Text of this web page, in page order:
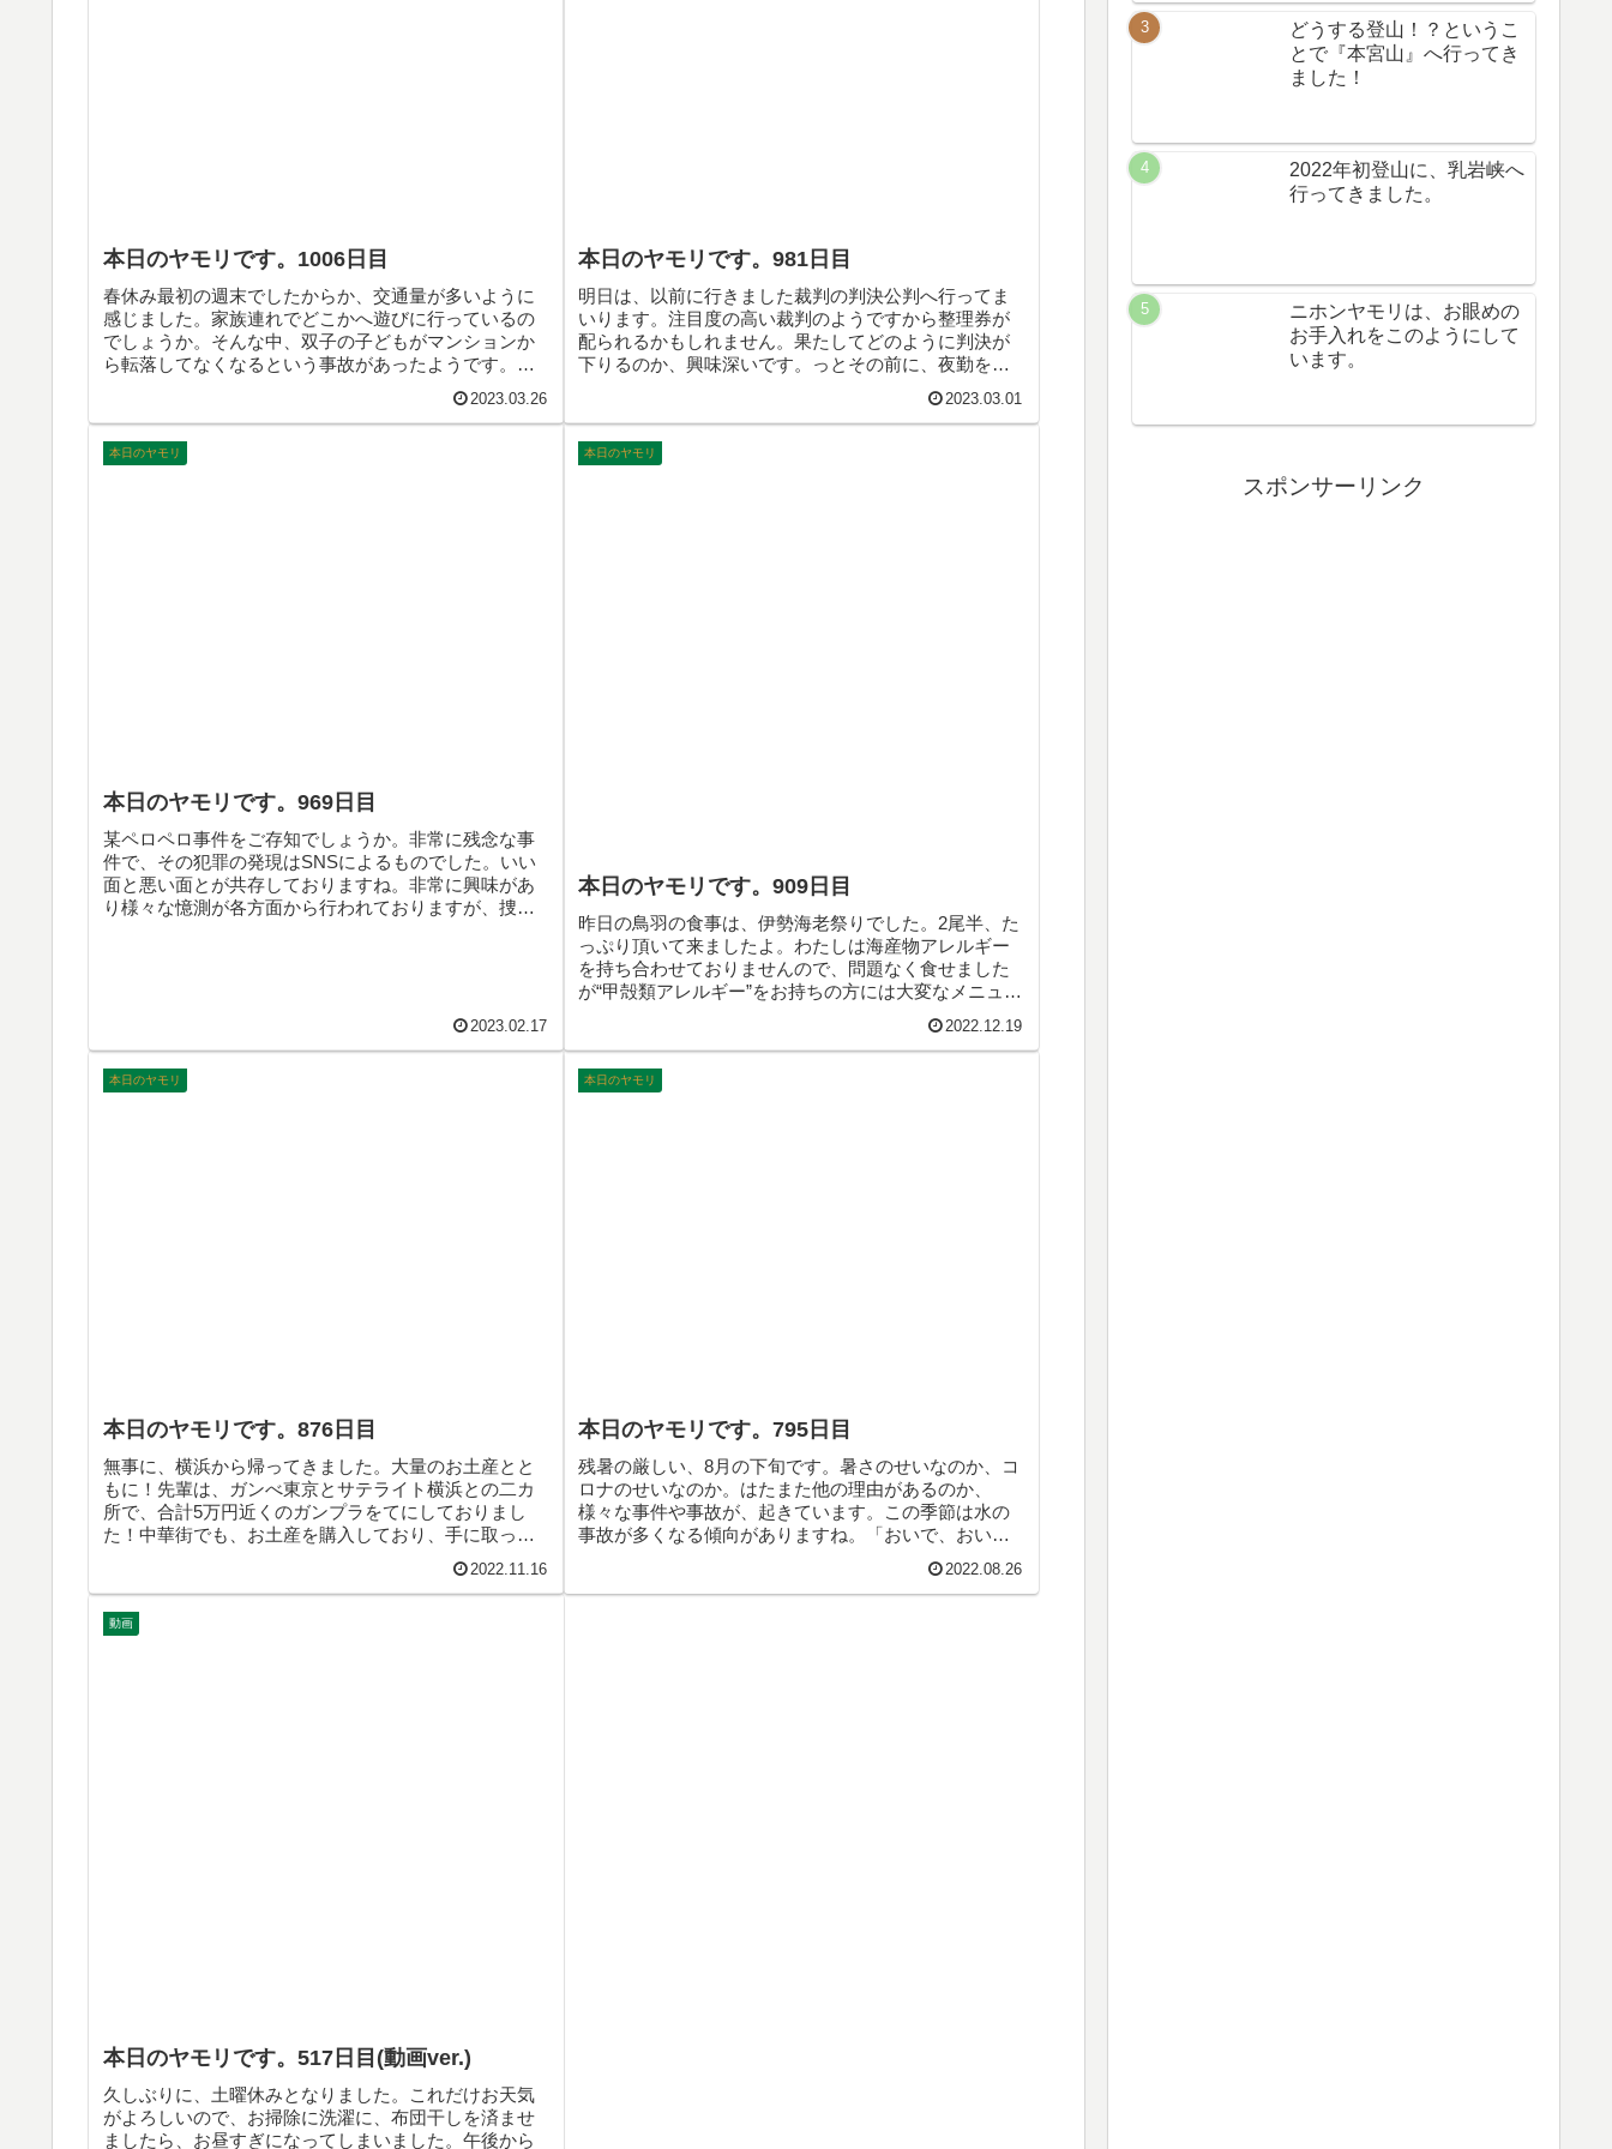
本日のヤモリです。1006日目
春休み最初の週末でしたからか、交通量が多いように
感じました。家族連れでどこかへ遊びに行っているの
でしょうか。そんな中、双子の子どもがマンションか
ら転落してなくなるという事故があったようです。や
り場のない虚しさに襲われます。そんなこんなで、本
2023.03.26
本日のヤモリです。981日目
明日は、以前に行きました裁判の判決公判へ行ってま
いります。注目度の高い裁判のようですから整理券が
配られるかもしれません。果たしてどのように判決が
下りるのか、興味深いです。っとその前に、夜勤をこ
なしてからですね。そんなこんなで、本日のヤモリで
2023.03.01
本日のヤモリ
本日のヤモリです。969日目
某ペロペロ事件をご存知でしょうか。非常に残念な事
件で、その犯罪の発現はSNSによるものでした。いい
面と悪い面とが共存しておりますね。非常に興味があ
り様々な憶測が各方面から行われておりますが、捜査
2023.02.17
本日のヤモリ
本日のヤモリです。909日目
昨日の鳥羽の食事は、伊勢海老祭りでした。2尾半、た
っぷり頂いて来ましたよ。わたしは海産物アレルギー
を持ち合わせておりませんので、問題なく食せました
が“甲殻類アレルギー”をお持ちの方には大変なメニュー
だったかも知れません。そんなこんなで、本日のヤモ
2022.12.19
本日のヤモリ
本日のヤモリです。876日目
無事に、横浜から帰ってきました。大量のお土産とと
もに！先輩は、ガンべ東京とサテライト横浜との二カ
所で、合計5万円近くのガンプラをてにしておりまし
た！中華街でも、お土産を購入しており、手に取った
ものは買うという、豪快な買い物ぶりを見せてもらい
ました。そんなこんなで、本日のヤモリです。
2022.11.16
本日のヤモリ
本日のヤモリです。795日目
残暑の厳しい、8月の下旬です。暑さのせいなのか、コ
ロナのせいなのか。はたまた他の理由があるのか、
様々な事件や事故が、起きています。この季節は水の
事故が多くなる傾向がありますね。「おいで、おいで
現象」なるものがあり、注意が必要です。そんなこん
2022.08.26
動画
本日のヤモリです。517日目(動画ver.)
久しぶりに、土曜休みとなりました。これだけお天気
がよろしいので、お掃除に洗濯に、布団干しを済ませ
ましたら、お昼すぎになってしまいました。午後から
どうする登山！？というこ
とで『本宮山』へ行ってき
ました！
2022年初登山に、乳岩峡へ
行ってきました。
ニホンヤモリは、お眼めの
お手入れをこのようにして
います。
スポンサーリンク